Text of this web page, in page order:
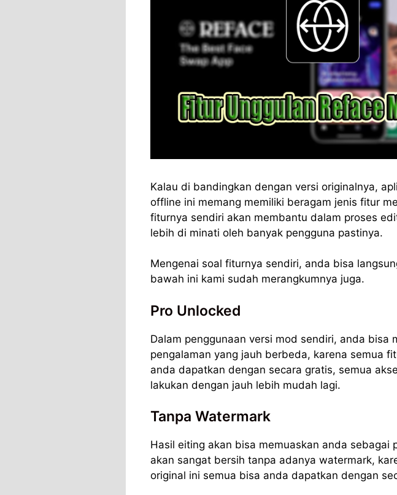
Kalau di bandingkan dengan versi originalnya,
offline ini memang memiliki beragam jenis fitur
fiturnya sendiri akan membantu dalam proses
lebih di minati oleh banyak pengguna pastinya.
Mengenai soal fiturnya sendiri, anda bisa
bawah ini kami sudah merangkumnya juga.
Pro Unlocked
Dalam penggunaan versi mod sendiri, anda bisa
pengalaman yang jauh berbeda, karena semua
anda dapatkan dengan secara gratis, semua
lakukan dengan jauh lebih mudah lagi.
Tanpa Watermark
Hasil eiting akan bisa memuaskan anda sebagai
akan sangat bersih tanpa adanya watermark,
original ini semua bisa anda dapatkan dengan